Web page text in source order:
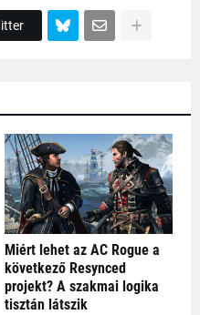
Miért lehet az AC Rogue a
következő Resynced
projekt? A szakmai logika
tisztán látszik